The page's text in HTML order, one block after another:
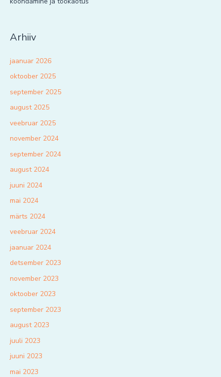
Arhiiv
jaanuar 2026
oktoober 2025
september 2025
august 2025
veebruar 2025
november 2024
september 2024
august 2024
juuni 2024
mai 2024
märts 2024
veebruar 2024
jaanuar 2024
detsember 2023
november 2023
oktoober 2023
september 2023
august 2023
juuli 2023
juuni 2023
mai 2023